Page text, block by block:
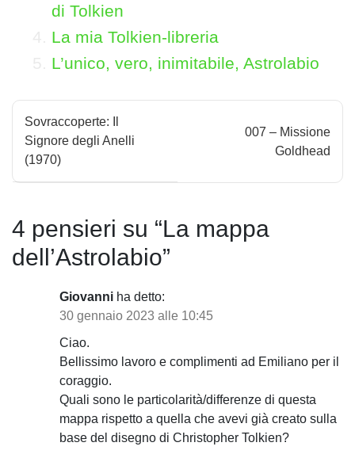
di Tolkien
La mia Tolkien-libreria
L’unico, vero, inimitabile, Astrolabio
N
a
v
g
a
Sovraccoperte: Il
Signore degli Anelli
(1970)
007 – Missione
Goldhead
4 pensieri su “La mappa
dell’Astrolabio”
Giovanni ha detto:
30 gennaio 2023 alle 10:45
Ciao.
Bellissimo lavoro e complimenti ad Emiliano per il
coraggio.
Quali sono le particolarità/differenze di questa
mappa rispetto a quella che avevi già creato sulla
base del disegno di Christopher Tolkien?